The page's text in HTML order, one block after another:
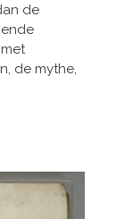
de
de mythe,